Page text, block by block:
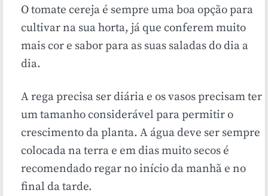
O tomate cereja é sempre uma boa opção para
cultivar na sua horta, já que conferem muito
mais cor e sabor para as suas saladas do dia a
dia.
A rega precisa ser diária e os vasos precisam ter
um tamanho considerável para permitir o
crescimento da planta. A água deve ser sempre
colocada na terra e em dias muito secos é
recomendado regar no início da manhã e no
final da tarde.